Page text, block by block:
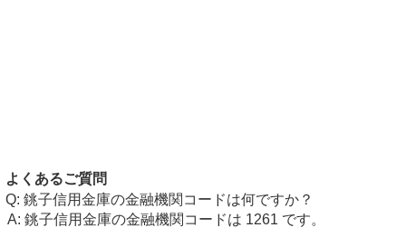
よくあるご質問
銚子信用金庫の金融機関コードは何ですか？
銚子信用金庫の金融機関コードは 1261 です。